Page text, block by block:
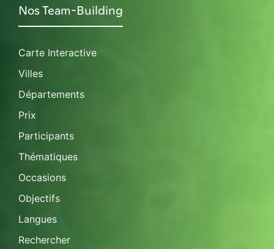
Nos Team-Building
Carte Interactive
Villes
Départements
Prix
Participants
Thématiques
Occasions
Objectifs
Langues
Rechercher